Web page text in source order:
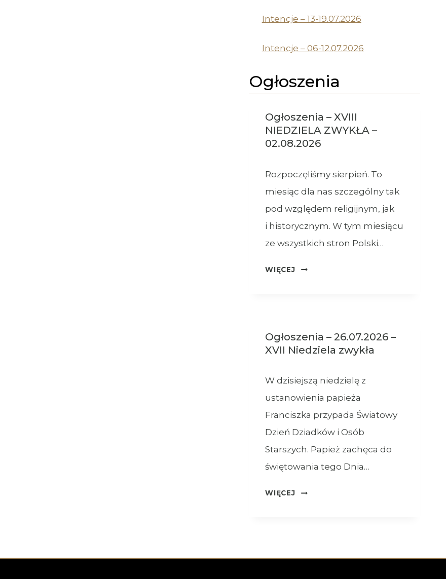
Intencje – 13-19.07.2026
Intencje – 06-12.07.2026
Ogłoszenia
Ogłoszenia – XVIII
NIEDZIELA ZWYKŁA –
02.08.2026
Rozpoczęliśmy sierpień. To
miesiąc dla nas szczególny tak
pod względem religijnym, jak
i historycznym. W tym miesiącu
ze wszystkich stron Polski…
WIĘCEJ
OGŁOSZENIA
–
02.08.2026
Ogłoszenia – 26.07.2026 –
XVII Niedziela zwykła
W dzisiejszą niedzielę z
ustanowienia papieża
Franciszka przypada Światowy
Dzień Dziadków i Osób
Starszych. Papież zachęca do
świętowania tego Dnia…
WIĘCEJ
OGŁOSZENIA
NIEDZIELA